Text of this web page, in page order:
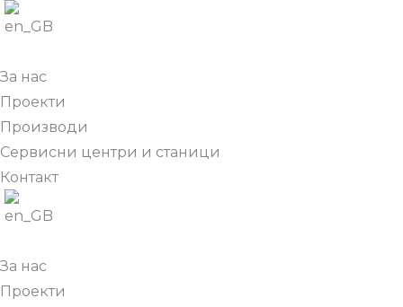
За нас
Проекти
Производи
Сервисни центри и станици
Контакт
За нас
Проекти